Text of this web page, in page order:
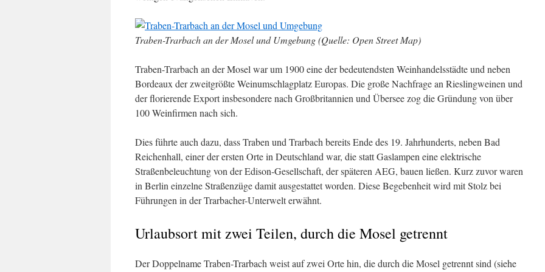
Traben-Trarbach an der Mosel und Umgebung (Quelle: Open Street Map)
Traben-Trarbach an der Mosel war um 1900 eine der bedeutendsten Weinhandelsstädte und neben
Bordeaux der zweitgrößte Weinumschlagplatz Europas. Die große Nachfrage an Rieslingweinen und
der florierende Export insbesondere nach Großbritannien und Übersee zog die Gründung von über
100 Weinfirmen nach sich.
Dies führte auch dazu, dass Traben und Trarbach bereits Ende des 19. Jahrhunderts, neben Bad
Reichenhall, einer der ersten Orte in Deutschland war, die statt Gaslampen eine elektrische
Straßenbeleuchtung von der Edison-Gesellschaft, der späteren AEG, bauen ließen. Kurz zuvor waren
in Berlin einzelne Straßenzüge damit ausgestattet worden. Diese Begebenheit wird mit Stolz bei
Führungen in der Trarbacher-Unterwelt erwähnt.
Urlaubsort mit zwei Teilen, durch die Mosel getrennt
Der Doppelname Traben-Trarbach weist auf zwei Orte hin, die durch die Mosel getrennt sind (siehe